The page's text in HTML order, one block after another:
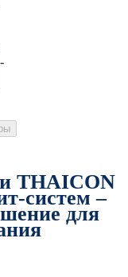
-
THAICON
систем –
для